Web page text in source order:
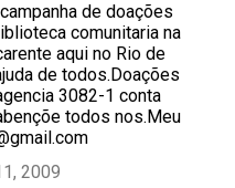
de doações
comunitaria na
aqui no Rio de
de todos.Doações
3082-1 conta
todos nos.Meu
2009